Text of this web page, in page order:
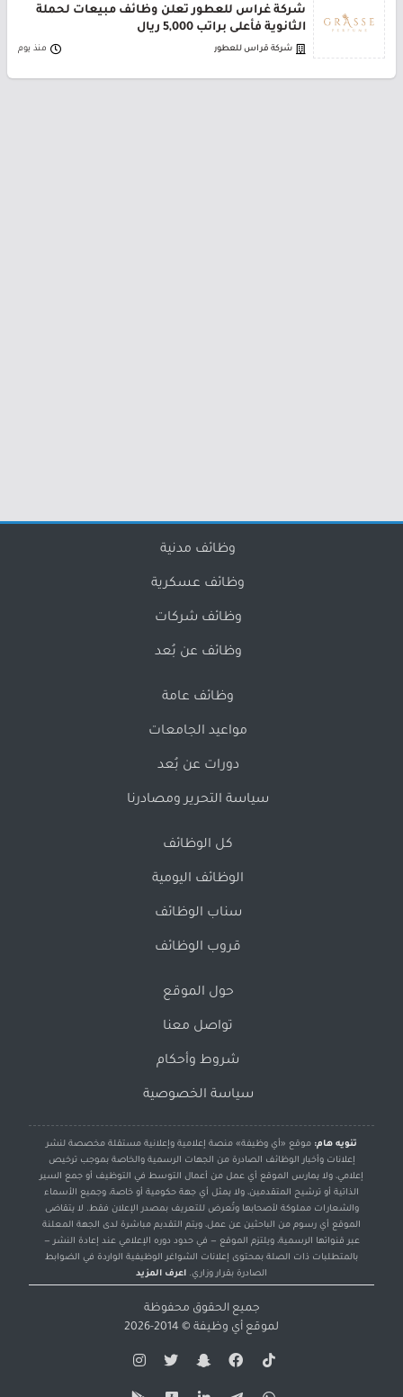
شركة غراس للعطور تعلن وظائف مبيعات لحملة
الثانوية فأعلى براتب 5,000 ريال
شركة قراس للعطور منذ يوم
وظائف مدنية
وظائف عسكرية
وظائف شركات
وظائف عن بُعد
وظائف عامة
مواعيد الجامعات
دورات عن بُعد
سياسة التحرير ومصادرنا
كل الوظائف
الوظائف اليومية
سناب الوظائف
قروب الوظائف
حول الموقع
تواصل معنا
شروط وأحكام
سياسة الخصوصية
تنويه هام: موقع «أي وظيفة» منصة إعلامية وإعلانية مستقلة مخصصة لنشر
إعلانات وأخبار الوظائف الصادرة من الجهات الرسمية والخاصة بموجب ترخيص
إعلامي، ولا يمارس الموقع أي عمل من أعمال التوسط في التوظيف أو جمع السير
الذاتية أو ترشيح المتقدمين، ولا يمثل أي جهة حكومية أو خاصة، وجميع الأسماء
والشعارات مملوكة لأصحابها وتُعرض للتعريف بمصدر الإعلان فقط. لا يتقاضى
الموقع أي رسوم من الباحثين عن عمل، ويتم التقديم مباشرة لدى الجهة المعلنة
عبر قنواتها الرسمية، ويلتزم الموقع — في حدود دوره الإعلامي عند إعادة النشر —
بالمتطلبات ذات الصلة بمحتوى إعلانات الشواغر الوظيفية الواردة في الضوابط
الصادرة بقرار وزاري. اعرف المزيد
جميع الحقوق محفوظة
لموقع أي وظيفة © 2014-2026